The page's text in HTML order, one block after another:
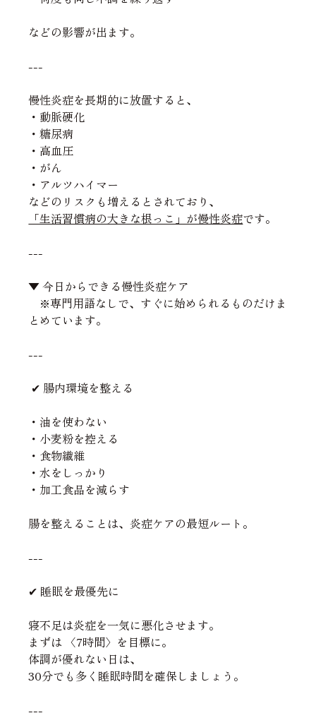
などの影響が出ます。
---
慢性炎症を長期的に放置すると、
・動脈硬化
・糖尿病
・高血圧
・がん
・アルツハイマー
などのリスクも増えるとされており、
「生活習慣病の大きな根っこ」が慢性炎症です。
---
▼ 今日からできる慢性炎症ケア
※専門用語なしで、すぐに始められるものだけま
とめています。
---
✔ 腸内環境を整える
・油を使わない
・小麦粉を控える
・食物繊維
・水をしっかり
・加工食品を減らす
腸を整えることは、炎症ケアの最短ルート。
---
✔ 睡眠を最優先に
寝不足は炎症を一気に悪化させます。
まずは 〈7時間〉を目標に。
体調が優れない日は、
30分でも多く睡眠時間を確保しましょう。